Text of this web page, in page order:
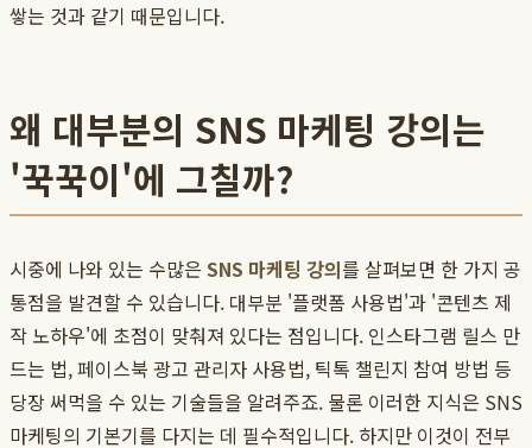
쌓는 것과 같기 때문입니다.
왜 대부분의 SNS 마케팅 강의는
'꾹꾹이'에 그칠까?
시중에 나와 있는 수많은 SNS 마케팅 강의를 살펴보면 한 가지 공
통점을 발견할 수 있습니다. 대부분 '플랫폼 사용법'과 '콘텐츠 제
작 노하우'에 초점이 맞춰져 있다는 점입니다. 인스타그램 릴스 만
드는 법, 페이스북 광고 관리자 사용법, 틱톡 챌린지 참여 방법 등
당장 써먹을 수 있는 기술들을 알려주죠. 물론 이러한 지식은 SNS
마케팅의 기본기를 다지는 데 필수적입니다. 하지만 이것이 전부